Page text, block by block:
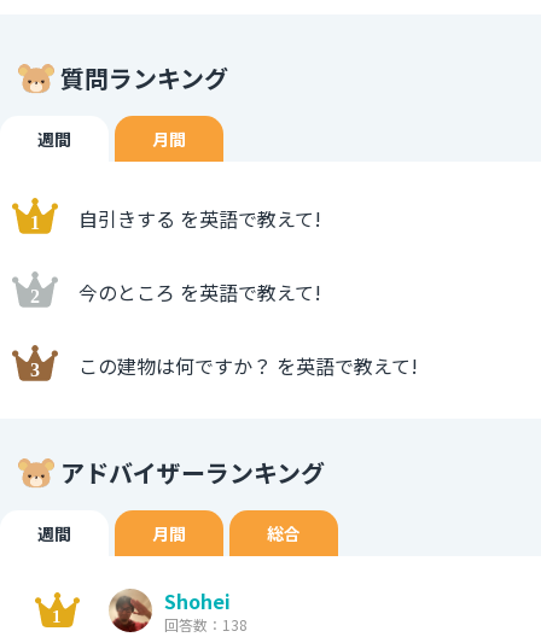
質問ランキング
週間 月間
自引きする を英語で教えて!
今のところ を英語で教えて!
この建物は何ですか？ を英語で教えて!
アドバイザーランキング
週間 月間 総合
Shohei
回答数：138